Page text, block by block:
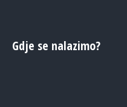
Gdje se nalazimo?